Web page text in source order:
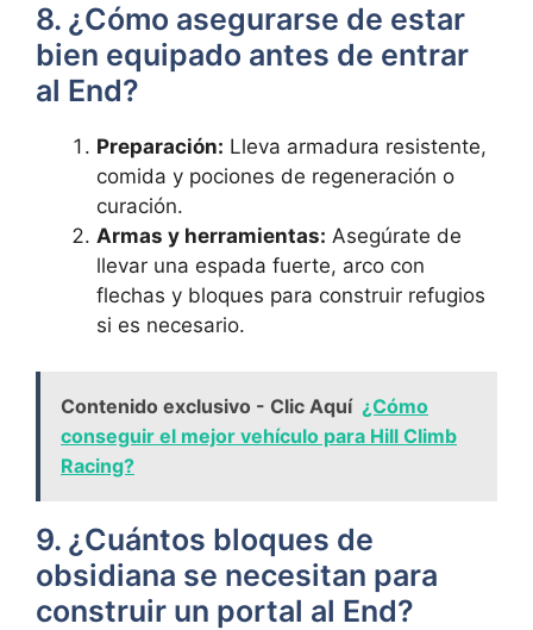
8. ¿Cómo‍ asegurarse‌ de ‌estar
bien equipado antes⁤ de entrar
al ‌End?
Preparación: Lleva armadura​ resistente,
comida y⁢ pociones de regeneración o
curación.
Armas y‍ herramientas: Asegúrate de
llevar una⁢ espada ⁢fuerte, ‌arco ⁣con‌
flechas y bloques para construir refugios
si ​es necesario.
Contenido exclusivo - Clic Aquí ¿Cómo
conseguir el mejor vehículo para Hill Climb
Racing?
9. ¿Cuántos​ bloques de
obsidiana se necesitan para
‍construir⁣ un ‌portal al End?